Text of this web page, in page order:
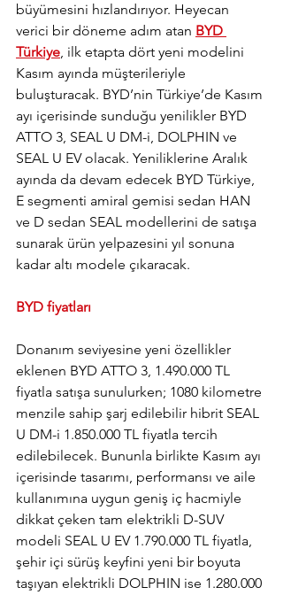
büyümesini hızlandırıyor. Heyecan
verici bir döneme adım atan BYD
Türkiye, ilk etapta dört yeni modelini
Kasım ayında müşterileriyle
buluşturacak. BYD’nin Türkiye’de Kasım
ayı içerisinde sunduğu yenilikler BYD
ATTO 3, SEAL U DM-i, DOLPHIN ve
SEAL U EV olacak. Yeniliklerine Aralık
ayında da devam edecek BYD Türkiye,
E segmenti amiral gemisi sedan HAN
ve D sedan SEAL modellerini de satışa
sunarak ürün yelpazesini yıl sonuna
kadar altı modele çıkaracak.
BYD fiyatları
Donanım seviyesine yeni özellikler
eklenen BYD ATTO 3, 1.490.000 TL
fiyatla satışa sunulurken; 1080 kilometre
menzile sahip şarj edilebilir hibrit SEAL
U DM-i 1.850.000 TL fiyatla tercih
edilebilecek. Bununla birlikte Kasım ayı
içerisinde tasarımı, performansı ve aile
kullanımına uygun geniş iç hacmiyle
dikkat çeken tam elektrikli D-SUV
modeli SEAL U EV 1.790.000 TL fiyatla,
şehir içi sürüş keyfini yeni bir boyuta
taşıyan elektrikli DOLPHIN ise 1.280.000